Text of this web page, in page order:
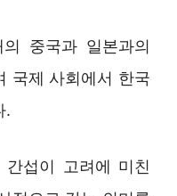
중국과 일본과의
국제 사회에서 한국
.
간섭이 고려에 미친